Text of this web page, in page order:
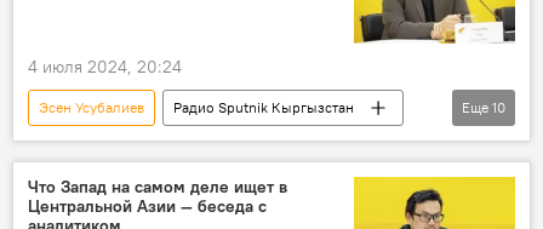
4 июля 2024, 20:24
Эсен Усубалиев
Радио Sputnik Кыргызстан
Евразия
Россия
Центральная Азия
Афганистан
Южный Кавказ
ОДКБ
Еще 10
Что Запад на самом деле ищет в
Центральной Азии — беседа с